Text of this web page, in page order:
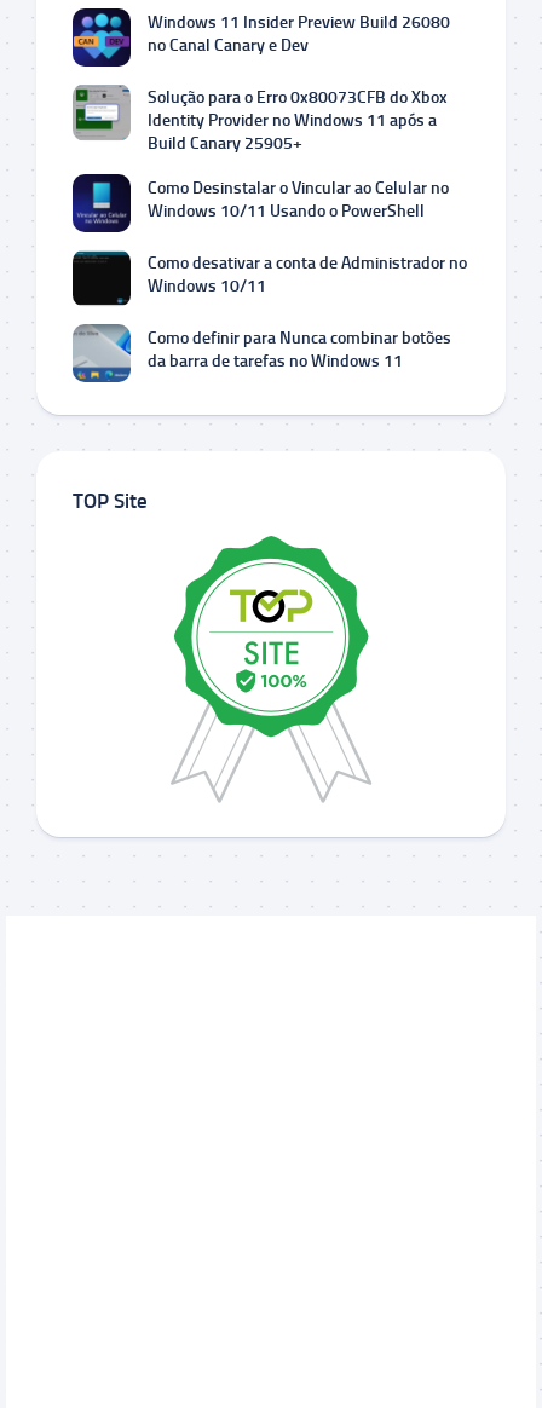
Windows 11 Insider Preview Build 26080
no Canal Canary e Dev
Solução para o Erro 0x80073CFB do Xbox
Identity Provider no Windows 11 após a
Build Canary 25905+
Como Desinstalar o Vincular ao Celular no
Windows 10/11 Usando o PowerShell
Como desativar a conta de Administrador no
Windows 10/11
Como definir para Nunca combinar botões
da barra de tarefas no Windows 11
TOP Site